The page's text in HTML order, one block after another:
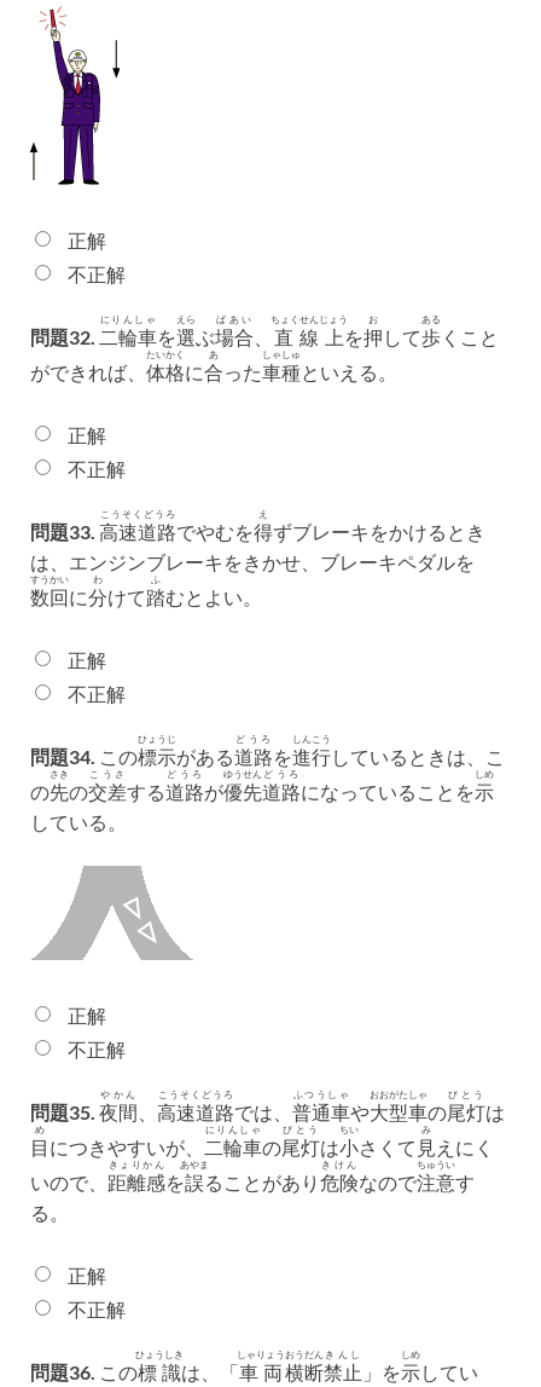
正解
不正解
問題32. 二輪車
にりんしゃ
を選
えら
ぶ場合
ばあい
直線上
ちょくせんじょう
を押
お
して歩
ある
くこと
ができれば、 体格
たいかく
に合
あ
った車種
しゃしゅ
といえる。
正解
不正解
問題33. 高速道路
こうそくどうろ
でやむを得
え
ずブレーキをかけるとき
は、エンジンブレーキをきかせ、ブレーキペダルを
数回
すうかい
に分
わ
けて踏
ふ
むとよい。
正解
不正解
問題34. この標示
ひょうじ
がある道路
どうろ
を進行
しんこう
しているときは、こ
の先
さき
の交差
こうさ
する道路
どうろ
が優先
ゆうせん
道路
どうろ
になっていることを示
しめ
している。
正解
不正解
問題35. 夜間
やかん
高速道路
こうそくどうろ
では、 普通車
ふつうしゃ
や大型車
おおがたしゃ
の尾灯
びとう
は
目
め
につきやすいが、 二輪車
にりんしゃ
の尾灯
びとう
は小
ちい
さくて 見
み
えにく
いので、 距離感
きょりかん
を誤
あやま
ることがあり 危険
きけん
なので注意
ちゅうい
す
る。
正解
不正解
問題36. この標識
ひょうしき
は、「車両
しゃりょう
横断
おうだん
禁止
きんし
」を示
しめ
してい